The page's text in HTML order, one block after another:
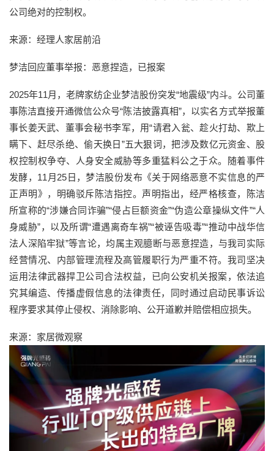
公司绝对的控制权。
来源：经理人家居前沿
梦洁回应董事举报：恶意捏造，已报案
2025年11月，老牌家纺企业梦洁股份突发“地震级”内斗。公司董
事陈洁直接开通微信公众号“陈洁披露真相”，以实名方式举报董
事长姜天武、董事会秘书李军，用“请君入瓮、趁火打劫、欺上
瞒下、赶尽杀绝、偷天换日”五大狠词，把涉及数亿元资金、股
权控制权争夺、人身安全威胁等多重猛料公之于众。随着事件
发酵，11月25日，梦洁股份发布《关于网络恶意不实信息的严
正声明》，明确驳斥陈洁指控。声明指出，经严格核查，陈洁
所宣称的“涉嫌合同诈骗”“侵占巨额资金”“伪造公章操纵文件”“人
身威胁”，以及所谓“遭遇离奇车祸”“被诬告吸毒”“推动中战华信
法人深陷牢狱”等言论，均属主观臆断与恶意捏造，与我司实际
经营情况、内部管理流程及高管履职行为严重不符。我司坚决
运用法律武器捍卫公司合法权益，已向公安机关报案，依法追
究其编造、传播虚假信息的法律责任，同时通过启动民事诉讼
程序要求其停止侵权、消除影响、公开道歉并赔偿相应损失。
来源：家居微观察